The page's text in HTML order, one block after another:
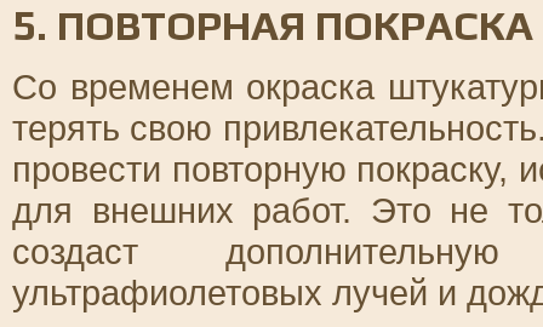
5. ПОВТОРНАЯ ПОКРАСКА
Со временем окраска
терять свою
провести повторную покраску,
для внешних работ. Это не
создаст
ультрафиолетовых лучей и